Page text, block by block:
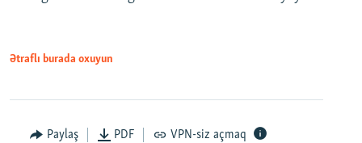
Ətraflı burada oxuyun
Paylaş PDF VPN-siz açmaq